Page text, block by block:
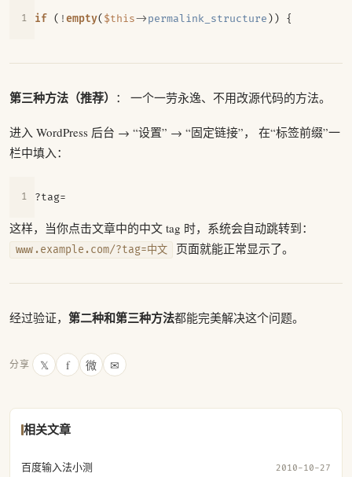
if ( !empty( $this->permalink_structure )) {
第三种方法（推荐） ： 一个一劳永逸、不用改源代码的方法。
进入 WordPress 后台 → “设置” → “固定链接”， 在“标签前缀”一
栏中填入：
这样，当你点击文章中的中文 tag 时，系统会自动跳转到：
www.example.com/?tag=中文 页面就能正常显示了。
经过验证， 第二种和第三种方法都能完美解决这个问题。
分享 𝕏 f 微 ✉
相关文章
百度输入法小测 2010-10-27